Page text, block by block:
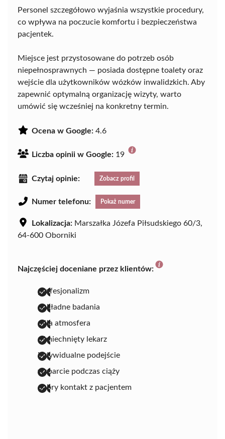
Personel szczegółowo wyjaśnia wszystkie procedury,
co wpływa na poczucie komfortu i bezpieczeństwa
pacjentek.
Miejsce jest przystosowane do potrzeb osób
niepełnosprawnych — posiada dostępne toalety oraz
wejście dla użytkowników wózków inwalidzkich. Aby
zapewnić optymalną organizację wizyty, warto
umówić się wcześniej na konkretny termin.
Ocena w Google: 4.6
Liczba opinii w Google: 19
Czytaj opinie: Zobacz profil
Numer telefonu: Pokaż numer
Lokalizacja: Marszałka Józefa Piłsudskiego 60/3,
64-600 Oborniki
Najczęściej doceniane przez klientów:
profesjonalizm
dokładne badania
miła atmosfera
uśmiechnięty lekarz
indywidualne podejście
wsparcie podczas ciąży
dobry kontakt z pacjentem